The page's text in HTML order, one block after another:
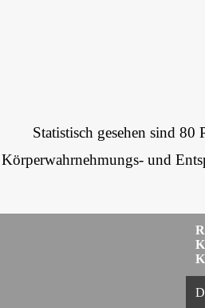
Statistisch gesehen sind 80
Körperwahrnehmungs- und